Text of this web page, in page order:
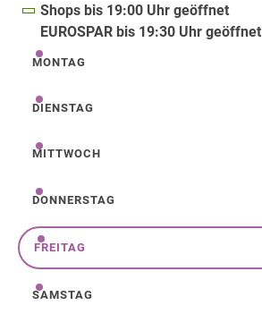
Shops bis 19:00 Uhr geöffnet
EUROSPAR bis 19:30 Uhr geöffnet
Montag
MONTAG
Dienstag
DIENSTAG
Mittwoch
MITTWOCH
Donnerstag
DONNERSTAG
Freitag
FREITAG
Samstag
SAMSTAG